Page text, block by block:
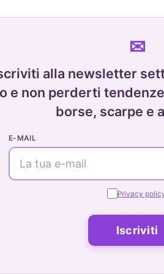
alla newsletter
e non perderti
borse, scarpe e
E-MAIL
Privacy